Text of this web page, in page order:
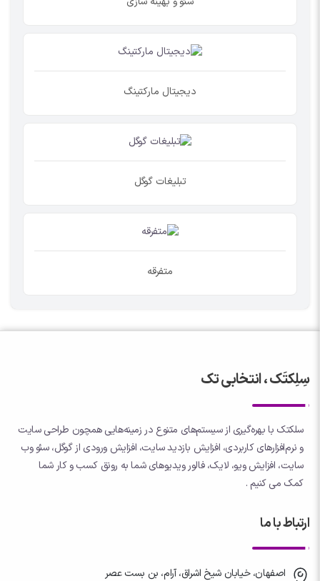
دیجیتال مارکتینگ
تبلیغات گوگل
متفرقه
سِلِکتَک ، انتخابی تک
سلکتک با بهره‌گیری از سیستم‌های متنوع در زمینه‌هایی همچون طراحی سایت
و نرم‌افزارهای کاربردی، افزایش بازدید سایت، افزایش ورودی از گوگل، سئو وب
سایت، افزایش ویو، لایک، فالور ویدیوهای شما به رونق کسب و کار شما
کمک می کنیم .
ارتباط با ما
اصفهان، خیابان شیخ اشراق، آرام، بن بست عصر